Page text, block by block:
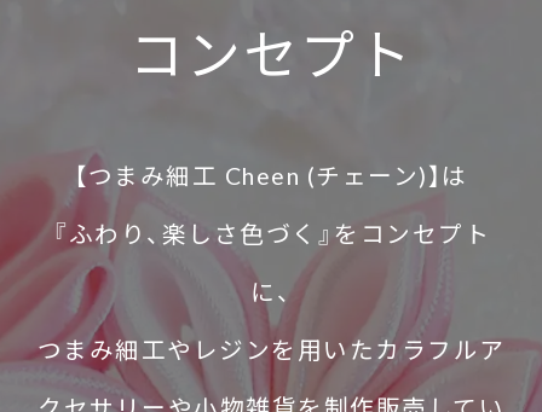
コンセプト
【つまみ細工 Cheen (チェーン)】は
『ふわり、楽しさ色づく』をコンセプト
に、
つまみ細工やレジンを用いたカラフルア